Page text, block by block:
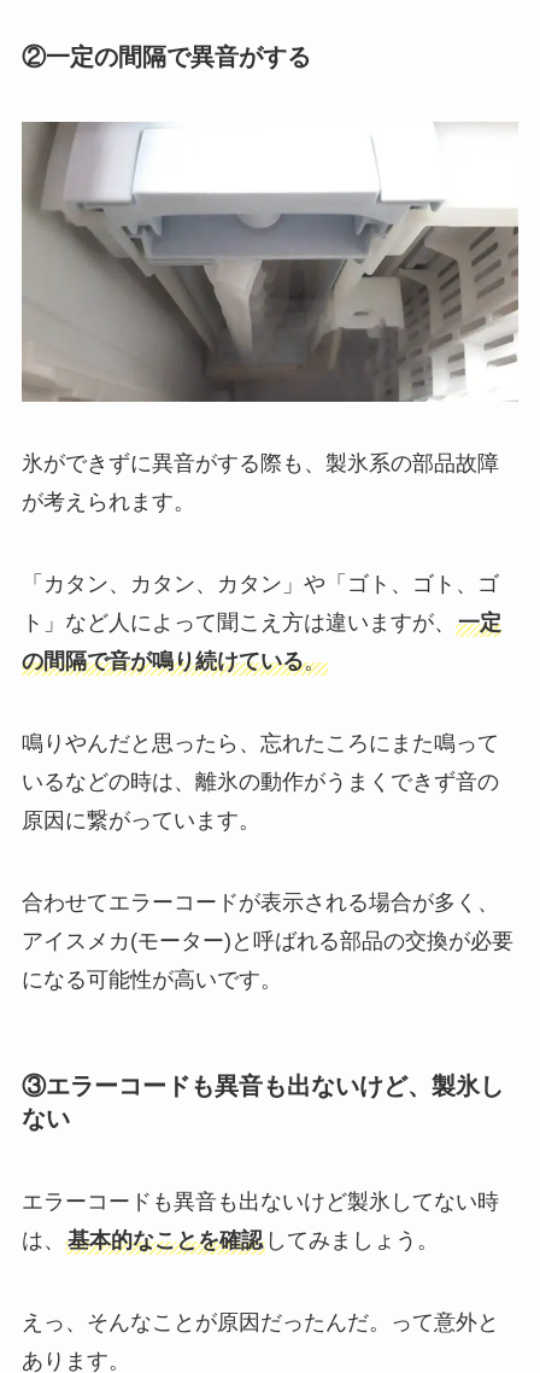
②一定の間隔で異音がする
氷ができずに異音がする際も、製氷系の部品故障
が考えられます。
「カタン、カタン、カタン」や「ゴト、ゴト、ゴ
ト」など人によって聞こえ方は違いますが、 一定
の間隔で音が鳴り続けている。
鳴りやんだと思ったら、忘れたころにまた鳴って
いるなどの時は、離氷の動作がうまくできず音の
原因に繋がっています。
合わせてエラーコードが表示される場合が多く、
アイスメカ(モーター)と呼ばれる部品の交換が必要
になる可能性が高いです。
③エラーコードも異音も出ないけど、製氷し
ない
エラーコードも異音も出ないけど製氷してない時
は、 基本的なことを確認してみましょう。
えっ、そんなことが原因だったんだ。って意外と
あります。